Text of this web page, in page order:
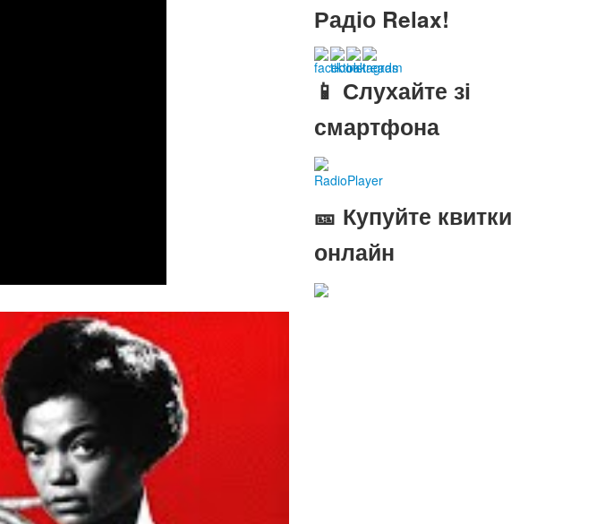
Радіо Relax!
📱 Слухайте зі
смартфона
RadioPlayer
🎫 Купуйте квитки
онлайн